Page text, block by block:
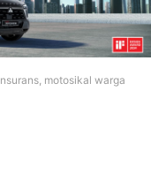
motosikal warga